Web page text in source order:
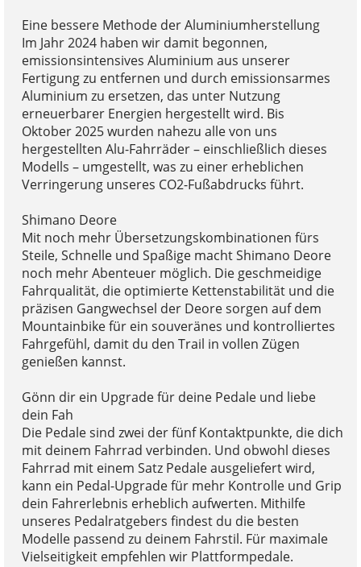
Eine bessere Methode der Aluminiumherstellung
Im Jahr 2024 haben wir damit begonnen,
emissionsintensives Aluminium aus unserer
Fertigung zu entfernen und durch emissionsarmes
Aluminium zu ersetzen, das unter Nutzung
erneuerbarer Energien hergestellt wird. Bis
Oktober 2025 wurden nahezu alle von uns
hergestellten Alu-Fahrräder – einschließlich dieses
Modells – umgestellt, was zu einer erheblichen
Verringerung unseres CO2-Fußabdrucks führt.
Shimano Deore
Mit noch mehr Übersetzungskombinationen fürs
Steile, Schnelle und Spaßige macht Shimano Deore
noch mehr Abenteuer möglich. Die geschmeidige
Fahrqualität, die optimierte Kettenstabilität und die
präzisen Gangwechsel der Deore sorgen auf dem
Mountainbike für ein souveränes und kontrolliertes
Fahrgefühl, damit du den Trail in vollen Zügen
genießen kannst.
Gönn dir ein Upgrade für deine Pedale und liebe
dein Fah
Die Pedale sind zwei der fünf Kontaktpunkte, die dich
mit deinem Fahrrad verbinden. Und obwohl dieses
Fahrrad mit einem Satz Pedale ausgeliefert wird,
kann ein Pedal-Upgrade für mehr Kontrolle und Grip
dein Fahrerlebnis erheblich aufwerten. Mithilfe
unseres Pedalratgebers findest du die besten
Modelle passend zu deinem Fahrstil. Für maximale
Vielseitigkeit empfehlen wir Plattformpedale.